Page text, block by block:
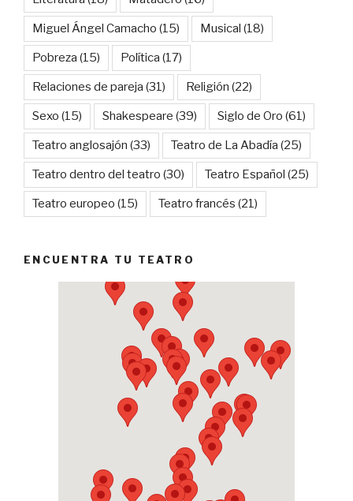
Miguel Ángel Camacho (15) Musical (18)
Pobreza (15) Política (17)
Relaciones de pareja (31) Religión (22)
Sexo (15) Shakespeare (39) Siglo de Oro (61)
Teatro anglosajón (33) Teatro de La Abadía (25)
Teatro dentro del teatro (30) Teatro Español (25)
Teatro europeo (15) Teatro francés (21)
ENCUENTRA TU TEATRO